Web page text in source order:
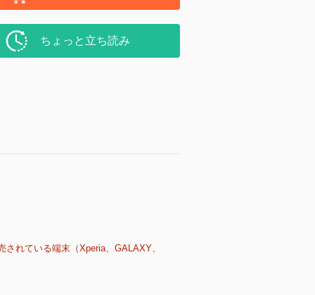
ちょっと立ち読み
れている端末（Xperia、GALAXY、